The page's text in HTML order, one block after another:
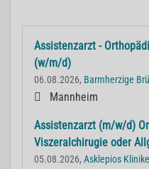
Assistenzarzt -
(w/m/d)
06.08.2026, Barmherzige
Mannheim
Assistenzarzt (m/w/d)
Viszeralchirugie oder
05.08.2026, Asklepios